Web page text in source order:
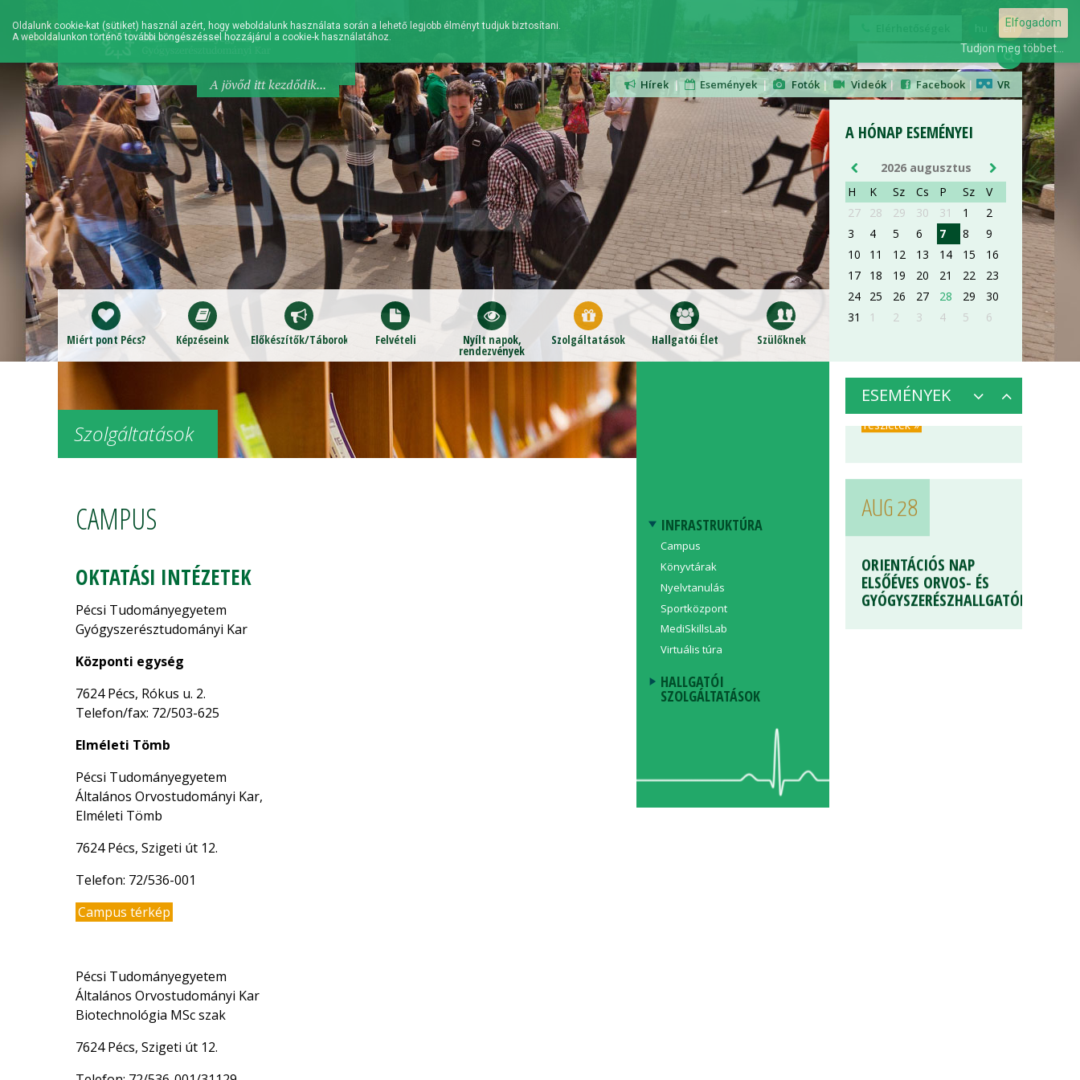
hu en
Hírek| Események | Fotók| Videók | Facebook | VR
A jövőd itt kezdődik...
Miért pont Pécs? Képzéseink Előkészítők/Táborok Felvételi Nyílt napok,
rendezvények
Szolgáltatások Hallgatói Élet Szülőknek
Szolgáltatások
CAMPUS
OKTATÁSI INTÉZETEK
Pécsi Tudományegyetem
Gyógyszerésztudományi Kar
Központi egység
7624 Pécs, Rókus u. 2.
Telefon/fax: 72/503-625
Elméleti Tömb
Pécsi Tudományegyetem
Általános Orvostudományi Kar,
Elméleti Tömb
7624 Pécs, Szigeti út 12.
Telefon: 72/536-001
Campus térkép
Pécsi Tudományegyetem
Általános Orvostudományi Kar
Biotechnológia MSc szak
7624 Pécs, Szigeti út 12.
INFRASTRUKTÚRA
Campus
Könyvtárak
Nyelvtanulás
Sportközpont
MediSkillsLab
Virtuális túra
HALLGATÓI
SZOLGÁLTATÁSOK
ESEMÉNYEK
A HÓNAP ESEMÉNYEI
2026 augusztus
H
K Sz Cs P Sz
V
27
28 29 30 31 1
2
3
4 5 6 7 8
9
10
11 12 13 14 15
16
17
18 19 20 21 22
23
24
25 26 27 28 29
30
31
1 2 3 4 5 6
ORIENTÁCIÓS NAP
ELSŐÉVES ORVOS- ÉS
GYÓGYSZERÉSZHALLGATÓKNAK
részletek »
AUG 28
ORIENTÁCIÓS NAP
ELSŐÉVES ORVOS- ÉS
GYÓGYSZERÉSZHALLGATÓKNAK
részletek »
AUG 28
ORIENTÁCIÓS NAP
ELSŐÉVES ORVOS- ÉS
GYÓGYSZERÉSZHALLGATÓKNAK
részletek »
Oldalunk cookie-kat (sütiket) használ azért, hogy weboldalunk használata során a lehető legjobb élményt tudjuk biztosítani.
A weboldalunkon történő további böngészéssel hozzájárul a cookie-k használatához.
Elfogadom
Tudjon meg többet...